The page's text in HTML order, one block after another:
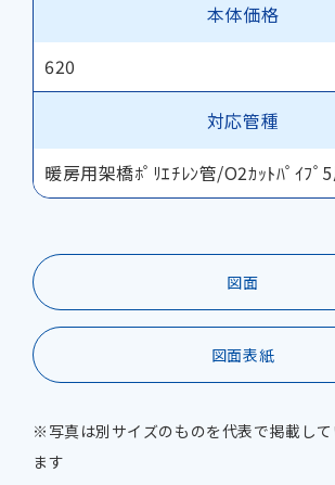
本体価格
620
対応管種
暖房用架橋ﾎﾟﾘｴﾁﾚﾝ管/O2ｶｯﾄﾊﾟｲﾌﾟ
図面
図面表紙
※写真は別サイズのものを代表で掲載して
ます